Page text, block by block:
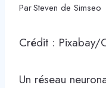
ParSteven de Simseo
Crédit : Pixabay/
Un réseau